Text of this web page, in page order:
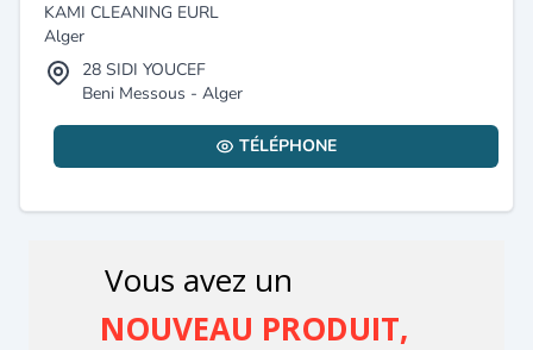
KAMI CLEANING EURL
Alger
28 SIDI YOUCEF
Beni Messous - Alger
TÉLÉPHONE